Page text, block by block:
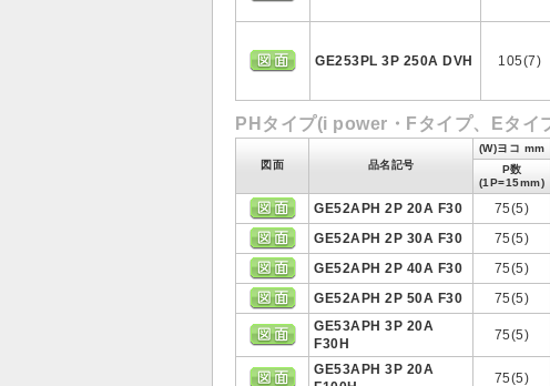
GE253PL 3P 250A DVH 105(7)
PHタイプ(i power・Fタイプ、Eタイ
図面 品名記号
(W)ヨコ mm
P数
(1P=15mm)
GE52APH 2P 20A F30 75(5)
GE52APH 2P 30A F30
75(5)
GE52APH 2P 40A F30
75(5)
GE52APH 2P 50A F30
75(5)
GE53APH 3P 20A
F30H
75(5)
GE53APH 3P 20A
75(5)